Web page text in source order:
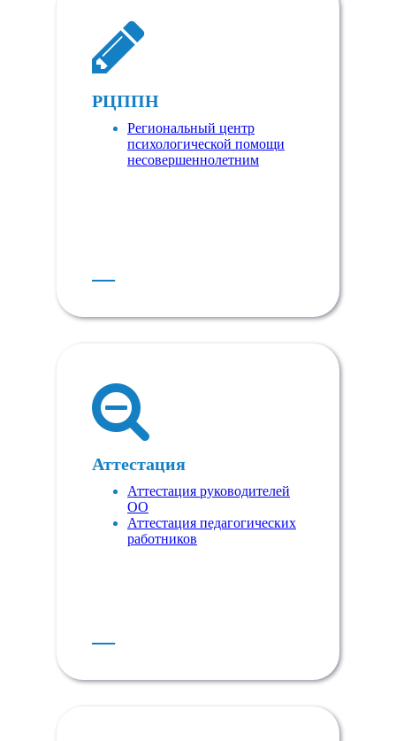
РЦППН
Региональный центр
психологической помощи
несовершеннолетним
Аттестация
Аттестация руководителей
ОО
Аттестация педагогических
работников